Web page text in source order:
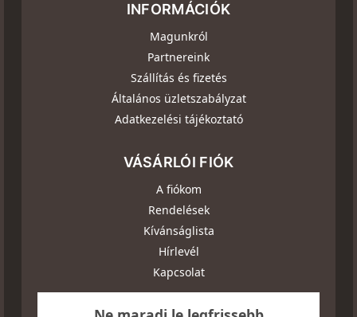
INFORMÁCIÓK
Magunkról
Partnereink
Szállítás és fizetés
Általános üzletszabályzat
Adatkezelési tájékoztató
VÁSÁRLÓI FIÓK
A fiókom
Rendelések
Kívánságlista
Hírlevél
Kapcsolat